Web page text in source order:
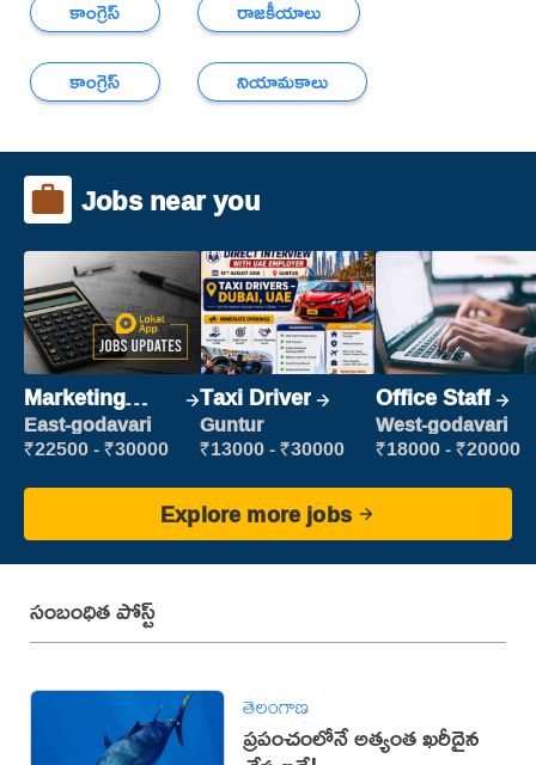
కాంగ్రెస్
రాజకీయాలు
కాంగ్రెస్
నియామకాలు
Jobs near you
Marketing
Executive
East-godavari
₹22500 - ₹30000
Taxi Driver
Guntur
₹13000 - ₹30000
Office Staff
West-godavari
₹18000 - ₹20000
Explore more jobs
సంబంధిత పోస్ట్
తెలంగాణ
ప్రపంచంలోనే అత్యంత ఖరీదైన